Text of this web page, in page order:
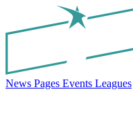
News Pages Events Leagues